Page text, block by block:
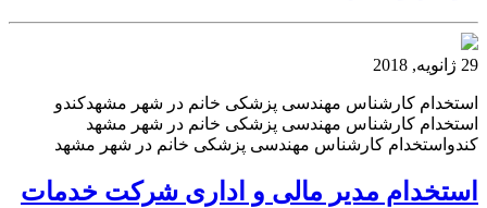
29 ژانویه, 2018
استخدام کارشناس مهندسی پزشکی خانم در شهر مشهدکندو
استخدام کارشناس مهندسی پزشکی خانم در شهر مشهد
کندواستخدام کارشناس مهندسی پزشکی خانم در شهر مشهد
استخدام مدیر مالی و اداری شرکت خدمات